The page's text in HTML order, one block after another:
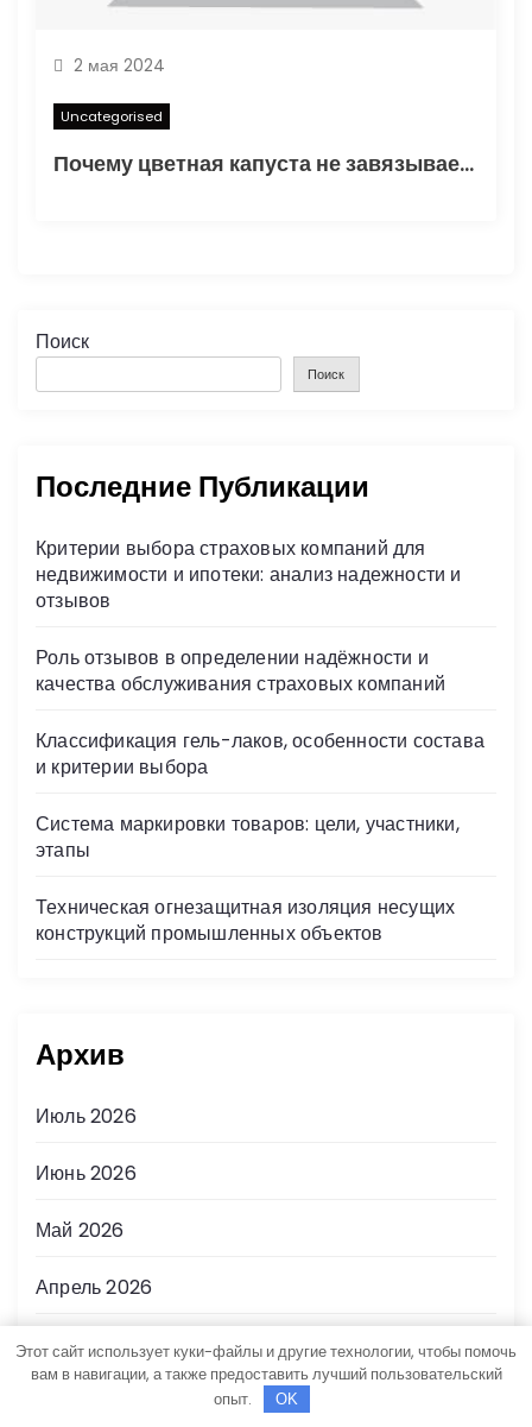
2 мая 2024
Uncategorised
Почему цветная капуста не завязывает в открытом грунте — основные факторы и способы решения проблемы
Поиск
Поиск
Последние Публикации
Критерии выбора страховых компаний для
недвижимости и ипотеки: анализ надежности и
отзывов
Роль отзывов в определении надёжности и
качества обслуживания страховых компаний
Классификация гель-лаков, особенности состава
и критерии выбора
Система маркировки товаров: цели, участники,
этапы
Техническая огнезащитная изоляция несущих
конструкций промышленных объектов
Архив
Июль 2026
Июнь 2026
Май 2026
Апрель 2026
Март 2026
Этот сайт использует куки-файлы и другие технологии, чтобы помочь
вам в навигации, а также предоставить лучший пользовательский
опыт.
OK